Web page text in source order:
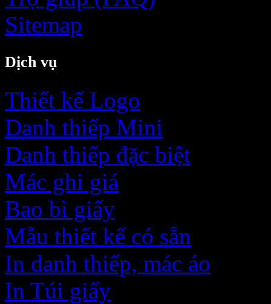
Sitemap
Dịch vụ
Thiết kế Logo
Danh thiếp Mini
Danh thiếp đặc biệt
Mác ghi giá
Bao bì giấy
Mẫu thiết kế có sẵn
In danh thiếp, mác áo
In Túi giấy